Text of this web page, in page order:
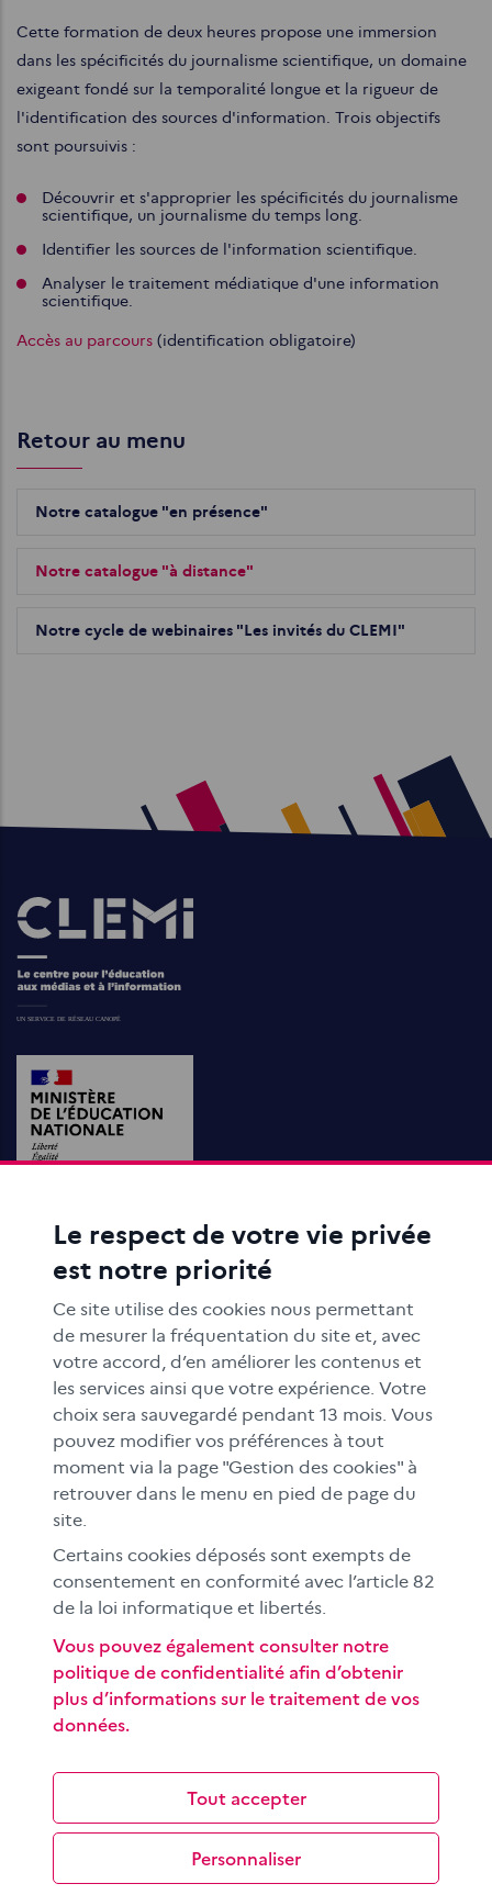
Cette formation de deux heures propose une immersion
dans les spécificités du journalisme scientifique, un domaine
exigeant fondé sur la temporalité longue et la rigueur de
l'identification des sources d'information. Trois objectifs
sont poursuivis :
Découvrir et s'approprier les spécificités du journalisme
scientifique, un journalisme du temps long.
Identifier les sources de l'information scientifique.
Analyser le traitement médiatique d'une information
scientifique.
Accès au parcours (identification obligatoire)
Retour au menu
Notre catalogue "en présence"
Notre catalogue "à distance"
Notre cycle de webinaires "Les invités du CLEMI"
Images
ACTIONS ÉDUCATIVES
FORMATION
RESSOURCES
MÉDIAS SCOLAIRES
FAMILLES
Le CLEMI
En académies
À l'international
CLEMI sup
Espace presse
Si vous souhaitez vous abonner gratuitement à la lettre
d'information mensuelle du CLEMI, cliquezici →
Le respect de votre vie privée
est notre priorité
Ce site utilise des cookies nous permettant
de mesurer la fréquentation du site et, avec
votre accord, d’en améliorer les contenus et
les services ainsi que votre expérience. Votre
choix sera sauvegardé pendant 13 mois. Vous
pouvez modifier vos préférences à tout
moment via la page "Gestion des cookies" à
retrouver dans le menu en pied de page du
site.
Certains cookies déposés sont exempts de
consentement en conformité avec l’article 82
de la loi informatique et libertés.
Tout accepter
Personnaliser
Vous pouvez également consulter notre
politique de confidentialité afin d’obtenir
plus d’informations sur le traitement de vos
données.